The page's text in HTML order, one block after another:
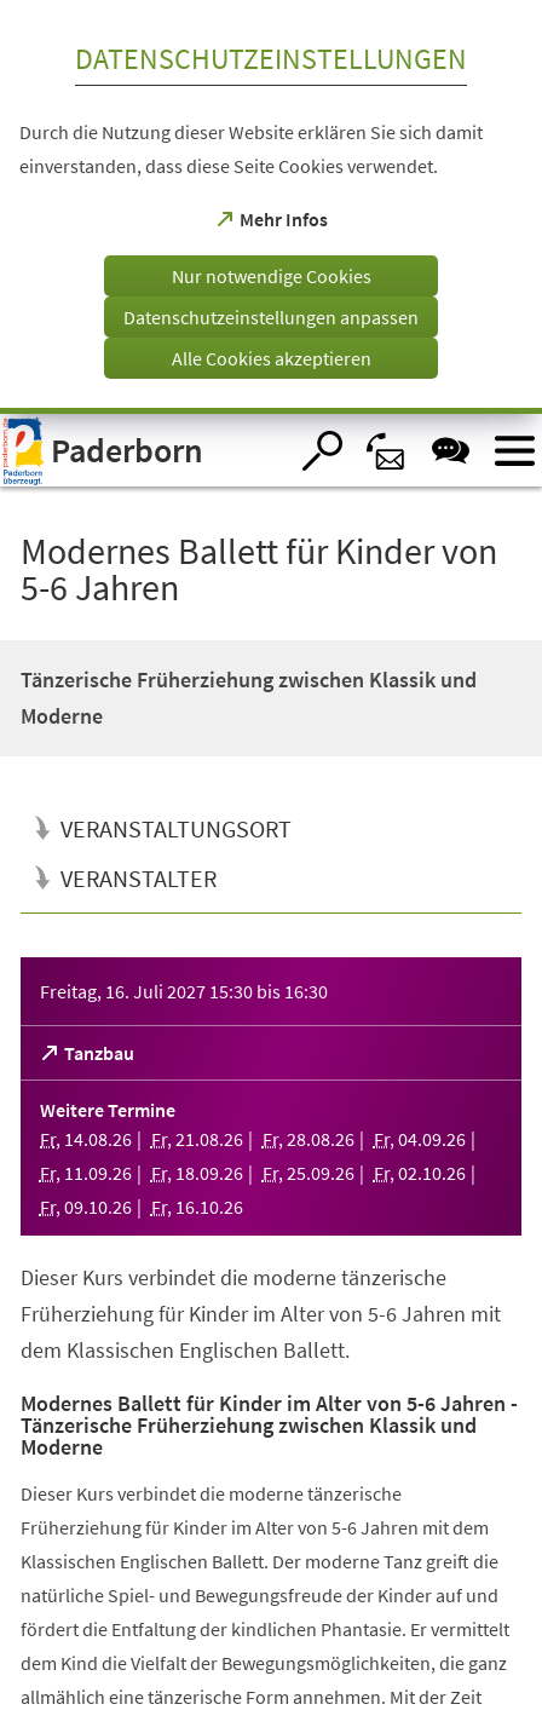
Visuelle
Assistenzsoftware
öffnen.
DATENSCHUTZEINSTELLUNGEN
Durch die Nutzung dieser Website erklären Sie sich damit
einverstanden, dass diese Seite Cookies verwendet.
Mehr Infos
(Öffnet
einem
Tab)
Nur notwendige Cookies
Datenschutzeinstellungen anpassen
Alle Cookies akzeptieren
Paderborn
Modernes Ballett für Kinder von
5-6 Jahren
Tänzerische Früherziehung zwischen Klassik und
Moderne
VERANSTALTUNGSORT
VERANSTALTER
Freitag, 16. Juli 2027 15:30 bis 16:30
Tanzbau
(Öffnet
in
einem
neuen
Tab)
Weitere Termine
Fr, 14.08.26 Fr, 21 .08.26 Fr, 28.08.26 Fr, 04.09.26
Fr, 11 .09.26 Fr, 18.09.26 Fr, 25.09.26 Fr, 02.10.26
Fr, 09.10.26 Fr, 16.10.26
Dieser Kurs verbindet die moderne tänzerische
Früherziehung für Kinder im Alter von 5-6 Jahren mit
dem Klassischen Englischen Ballett.
Modernes Ballett für Kinder im Alter von 5-6 Jahren -
Tänzerische Früherziehung zwischen Klassik und
Moderne
Dieser Kurs verbindet die moderne tänzerische
Früherziehung für Kinder im Alter von 5-6 Jahren mit dem
Klassischen Englischen Ballett. Der moderne Tanz greift die
natürliche Spiel- und Bewegungsfreude der Kinder auf und
fördert die Entfaltung der kindlichen Phantasie. Er vermittelt
dem Kind die Vielfalt der Bewegungsmöglichkeiten, die ganz
allmählich eine tänzerische Form annehmen. Mit der Zeit